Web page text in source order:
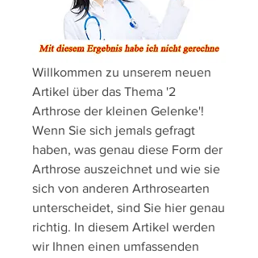
Willkommen zu unserem neuen
Artikel über das Thema '2
Arthrose der kleinen Gelenke'!
Wenn Sie sich jemals gefragt
haben, was genau diese Form der
Arthrose auszeichnet und wie sie
sich von anderen Arthrosearten
unterscheidet, sind Sie hier genau
richtig. In diesem Artikel werden
wir Ihnen einen umfassenden